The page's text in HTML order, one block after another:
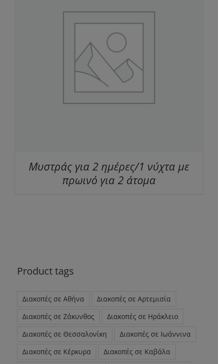
Μυστράς για 2 ημέρες/1 νύχτα με
πρωινό για 2 άτομα
Product tags
Διακοπές σε Αθήνα
Διακοπές σε Αρτεμισία
Διακοπές σε Ζάκυνθος
Διακοπές σε Ηράκλειο
Διακοπές σε Θεσσαλονίκη
Διακοπές σε Ιωάννινα
Διακοπές σε Κέρκυρα
Διακοπές σε Καβάλα